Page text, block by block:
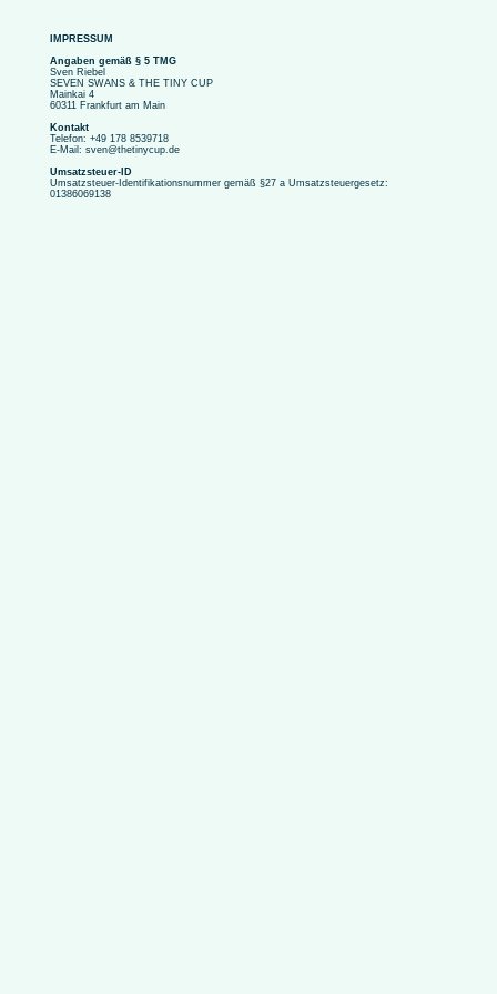
IMPRESSUM
Angaben gemäß § 5 TMG
Sven Riebel
SEVEN SWANS & THE TINY CUP
Mainkai 4
60311 Frankfurt am Main
Kontakt
Telefon: +49 178 8539718
E-Mail: sven@thetinycup.de
Umsatzsteuer-ID
Umsatzsteuer-Identifikationsnummer gemäß §27 a Umsatzsteuergesetz:
01386069138